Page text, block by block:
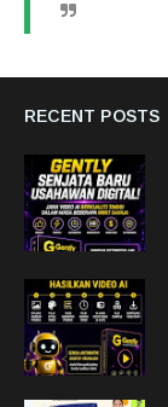
RECENT POSTS